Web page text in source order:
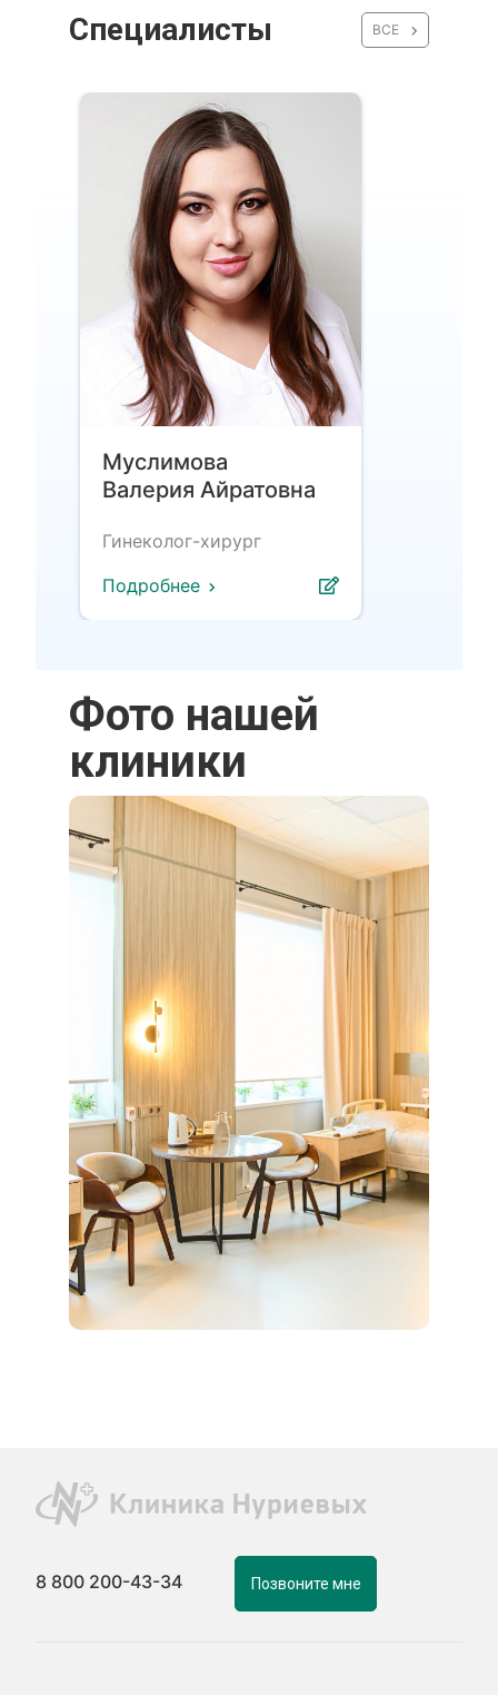
Специалисты ВСЕ
Муслимова
Валерия Айратовна
Гинеколог-хирург
Подробнее
Фото нашей
клиники
8 800 200-43-34 Позвоните мне